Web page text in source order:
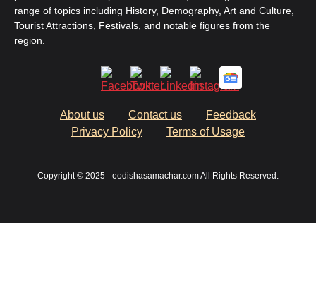
range of topics including History, Demography, Art and Culture,
Tourist Attractions, Festivals, and notable figures from the
region.
About us Contact us
Feedback
Privacy Policy
Terms of Usage
Copyright © 2025 - eodishasamachar.com All Rights Reserved.